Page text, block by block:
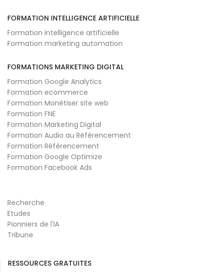
FORMATION INTELLIGENCE ARTIFICIELLE
Formation intelligence artificielle
Formation marketing automation
FORMATIONS MARKETING DIGITAL
Formation Google Analytics
Formation ecommerce
Formation Monétiser site web
Formation FNE
Formation Marketing Digital
Formation Audio au Référencement
Formation Référencement
Formation Google Optimize
Formation Facebook Ads
Recherche
Etudes
Pionniers de l'IA
Tribune
RESSOURCES GRATUITES